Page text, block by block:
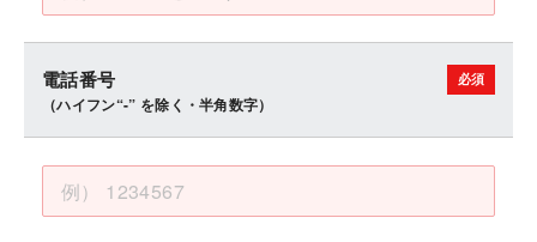
電話番号
（ハイフン“-” を除く・半角数字）